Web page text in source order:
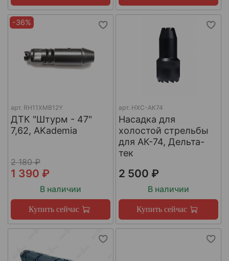
-36%
арт. RH11XMB12Y
ДТК "Штурм - 47"
7,62, AKademia
2 180 ₽
1 390 ₽
В наличии
Купить сейчас
арт. НХС-АК74
Насадка для
холостой стрельбы
для АК-74, Дельта-
тек
2 500 ₽
В наличии
Купить сейчас